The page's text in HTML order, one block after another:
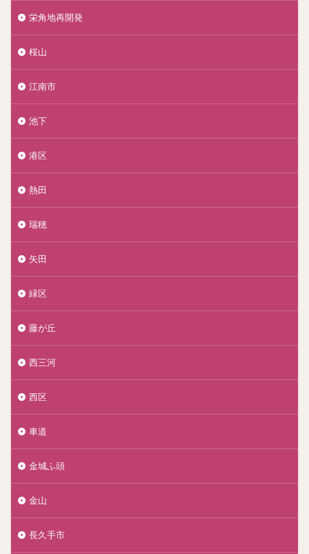
栄角地再開発
桜山
江南市
池下
港区
熱田
瑞穂
矢田
緑区
藤が丘
西三河
西区
車道
金城ふ頭
金山
長久手市